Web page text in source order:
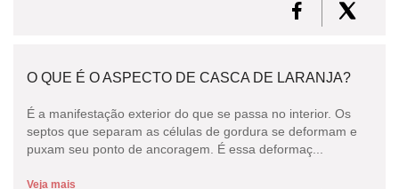
O QUE É O ASPECTO DE CASCA DE LARANJA?
É a manifestação exterior do que se passa no interior. Os
septos que separam as células de gordura se deformam e
puxam seu ponto de ancoragem. É essa deformaç...
Veja mais